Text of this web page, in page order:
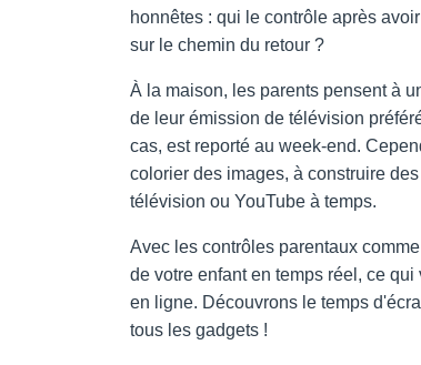
honnêtes : qui le contrôle après
sur le chemin du retour ?
À la maison, les parents pensent à
de leur émission de télévision
cas, est reporté au week-end.
colorier des images, à construire
télévision ou YouTube à temps.
Avec les contrôles parentaux
de votre enfant en temps réel, ce
en ligne. Découvrons le temps
tous les gadgets !